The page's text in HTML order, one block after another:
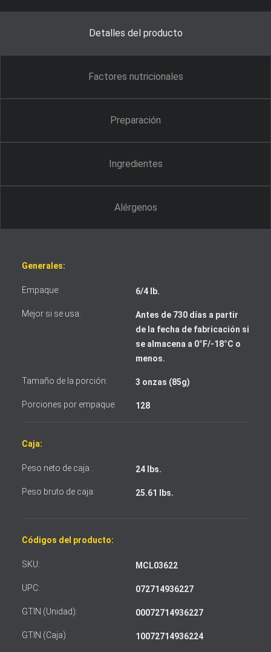
Detalles del producto
Factores nutricionales
Preparación
Ingredientes
Alérgenos
Generales:
Empaque: 6/4 lb.
Mejor si se usa:
Antes de 730 días a partir
de la fecha de fabricación si
se almacena a 0°F/-18°C o
menos.
Tamaño de la porción: 3 onzas (85g)
Porciones por empaque: 128
Caja:
Peso neto de caja : 24 lbs.
Peso bruto de caja: 25.61 lbs.
Códigos del producto:
SKU: MCL03622
UPC: 072714936227
GTIN (Unidad): 00072714936227
GTIN (Caja) 10072714936224
Acepto los términos y condiciones